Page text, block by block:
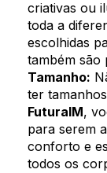
criativas ou
toda a
escolhidas
também são
Tamanho:
ter
FuturaIM,
para serem
conforto e
todos os